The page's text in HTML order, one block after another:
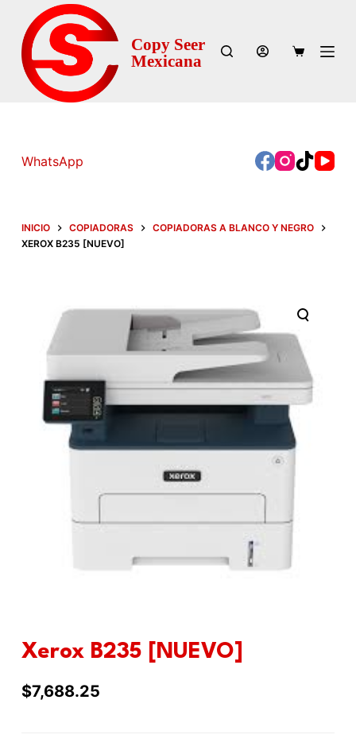
a
n
Copy Seer
Mexicana
WhatsApp
INICIO COPIADORAS
COPIADORAS A BLANCO Y NEGRO
XEROX B235 [NUEVO]
Xerox B235 [NUEVO]
$7,688.25